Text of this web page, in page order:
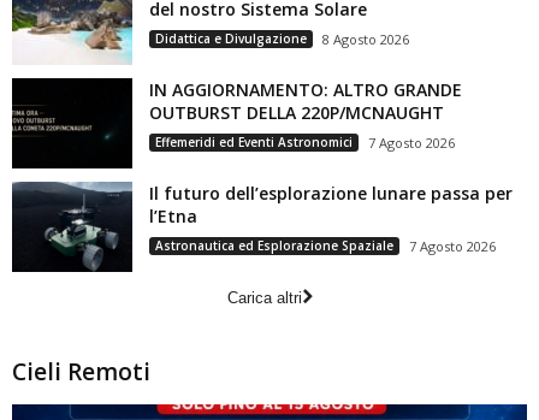
del nostro Sistema Solare
Didattica e Divulgazione 8 Agosto 2026
IN AGGIORNAMENTO: ALTRO GRANDE
OUTBURST DELLA 220P/MCNAUGHT
Effemeridi ed Eventi Astronomici 7 Agosto 2026
Il futuro dell’esplorazione lunare passa per
l’Etna
Astronautica ed Esplorazione Spaziale 7 Agosto 2026
Carica altri
Cieli Remoti